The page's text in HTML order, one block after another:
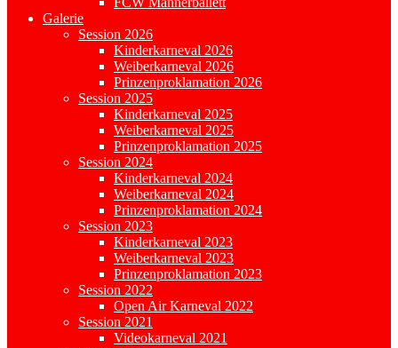
Galerie
Session 2026
Kinderkarneval 2026
Weiberkarneval 2026
Prinzenproklamation 2026
Session 2025
Kinderkarneval 2025
Weiberkarneval 2025
Prinzenproklamation 2025
Session 2024
Kinderkarneval 2024
Weiberkarneval 2024
Prinzenproklamation 2024
Session 2023
Kinderkarneval 2023
Weiberkarneval 2023
Prinzenproklamation 2023
Session 2022
Open Air Karneval 2022
Session 2021
Videokarneval 2021